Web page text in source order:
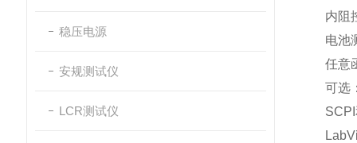
稳压电源
安规测试仪
LCR测试仪
内阻
电池
任意
可选
SCPI